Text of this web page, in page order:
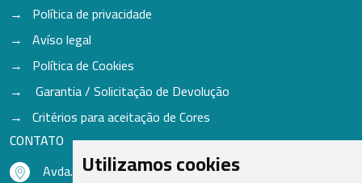
Utilizamos cookies
Política de privacidade
Avíso legal
Política de Cookies
Garantia / Solicitação de Devolução
Critérios para aceitação de Cores
CONTATO
Avda. do Freixo - Sardoma, 13